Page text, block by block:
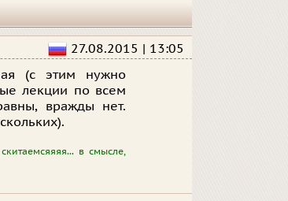
27.08.2015 | 13:05
(с этим нужно
лекции по всем
вражды нет.
в смысле,